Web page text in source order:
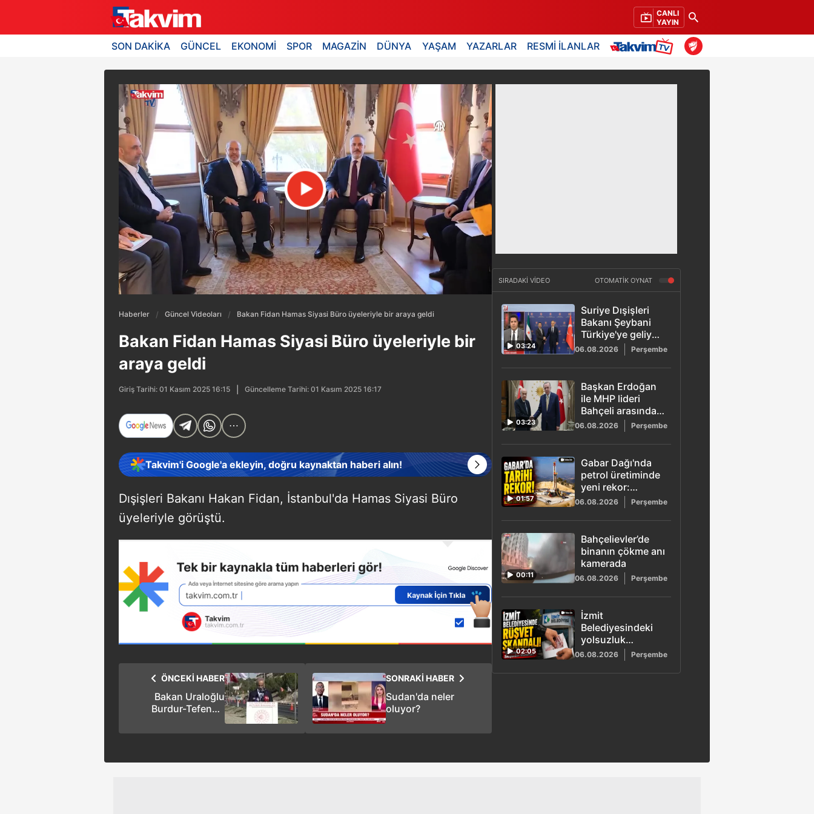
CANLI
YAYIN
SON DAKİKA GÜNCEL EKONOMİ SPOR MAGAZİN DÜNYA YAŞAM YAZARLAR RESMİ İLANLAR
Haberler Güncel Videoları Bakan Fidan Hamas Siyasi Büro üyeleriyle bir araya geldi
Bakan Fidan Hamas Siyasi Büro üyeleriyle bir
araya geldi
Giriş Tarihi: 01 Kasım 2025 16:15 Güncelleme Tarihi: 01 Kasım 2025 16:17
Takvim'i Google'a ekleyin, doğru kaynaktan haberi alın!
Dışişleri Bakanı Hakan Fidan, İstanbul'da Hamas Siyasi Büro
üyeleriyle görüştü.
SONRAKİ HABER
Sudan'da neler
oluyor?
ÖNCEKİ HABER
Bakan Uraloğlu
Burdur-Tefenni-
hizmete açtı
SIRADAKİ VİDEO OTOMATİK OYNAT
03:24
Suriye Dışişleri
Bakanı Şeybani
Türkiye'ye geliyor:
Terörsüz Türkiye
süreci ve bölgesel
gelişmeler
masada
06.08.2026 Perşembe
03:23
Başkan Erdoğan
ile MHP lideri
Bahçeli arasında
sürpriz zirve:
MGK öncesi
Külliye'de kritik
görüşme
06.08.2026 Perşembe
01:57
Gabar Dağı'nda
petrol üretiminde
yeni rekor:
Günlük 83 bin
06.08.2026 Perşembe
00:11
Bahçelievler’de
binanın çökme anı
kamerada
06.08.2026 Perşembe
02:05
İzmit
Belediyesindeki
yolsuzluk
soruşturmasında
yeni görüntüler
06.08.2026 Perşembe